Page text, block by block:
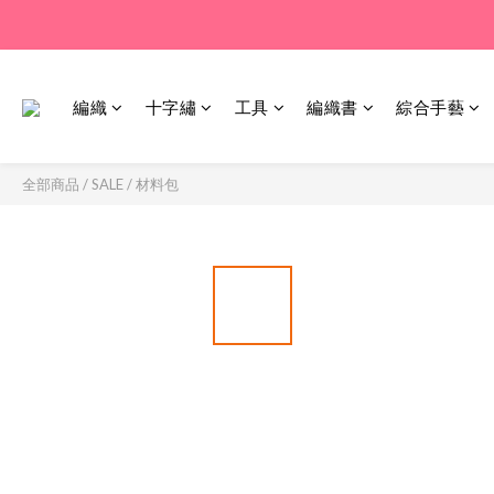
編織 十字繡 工具 編織書 綜合手藝
全部商品 /SALE/材料包